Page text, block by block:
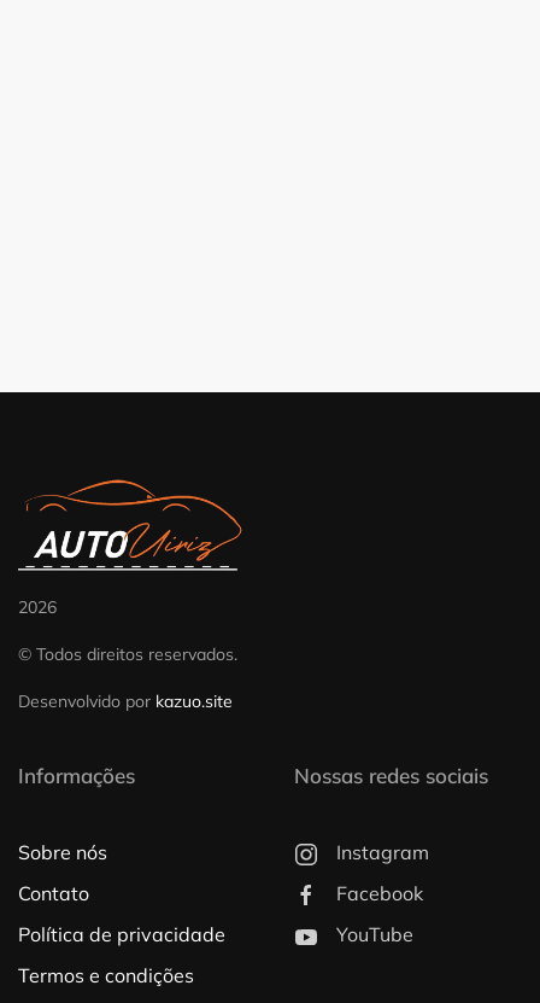
2026
© Todos direitos reservados.
Desenvolvido por kazuo.site
Informações
Sobre nós
Contato
Política de privacidade
Termos e condições
Nossas redes sociais
Instagram
Facebook
YouTube